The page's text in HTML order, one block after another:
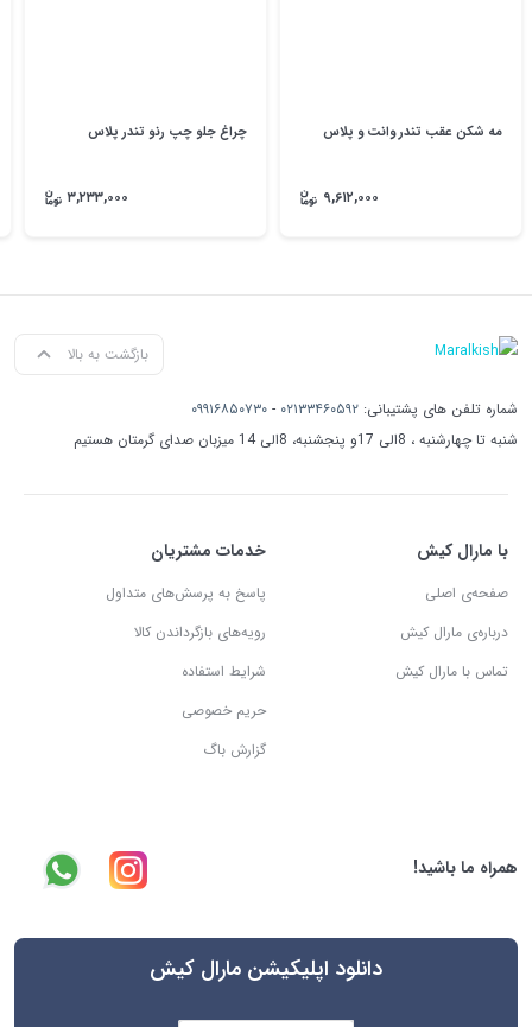
مه شکن عقب تندر وانت و پلاس
۹,۶۱۲,۰۰۰
چراغ جلو چپ رنو تندر پلاس
۳,۲۳۳,۰۰۰
بازگشت به بالا
شماره تلفن های پشتیبانی: ۰۲۱۳۳۴۶۰۵۹۲ - ۰۹۹۱۶۸۵۰۷۳۰
شنبه تا چهارشنبه ، 8الی 17و پنجشنبه، 8الی 14 میزبان صدای گرمتان هستیم
با مارال کیش
صفحه‌ی اصلی
درباره‌ی مارال کیش
تماس با مارال کیش
خدمات مشتریان
پاسخ به پرسش‌های متداول
رویه‌های بازگرداندن کالا
شرایط استفاده
حریم خصوصی
گزارش باگ
همراه ما باشید!
دانلود اپلیکیشن مارال کیش